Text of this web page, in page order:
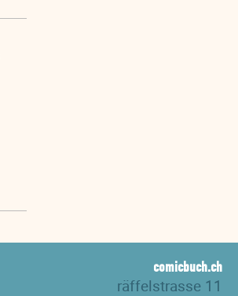
comicbuch.ch
räffelstrasse 11